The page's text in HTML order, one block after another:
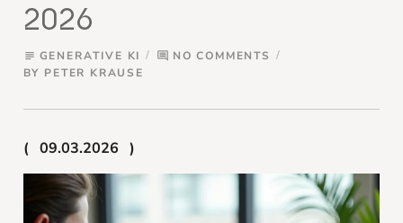
2026
subject GENERATIVE KI comment NO COMMENTS
BY PETER KRAUSE
09.03.2026